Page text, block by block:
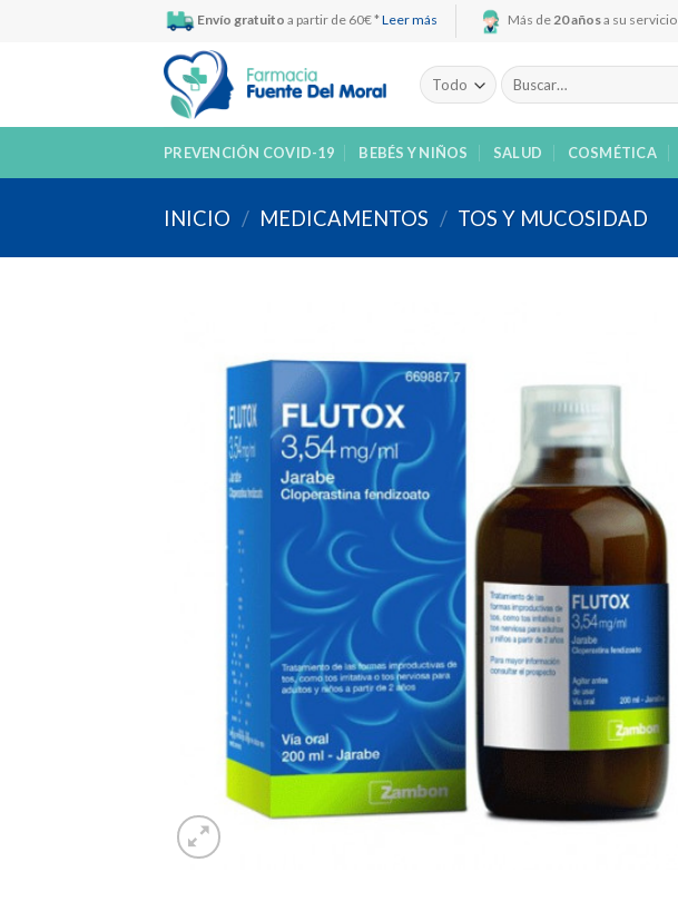
Envío gratuito a partir de 60€ * Leer más Más de20 añosa su servicio
Buscar
por:
PREVENCIÓN COVID-19 BEBÉS Y NIÑOS SALUD COSMÉTICA
INICIO / MEDICAMENTOS / TOS Y MUCOSIDAD